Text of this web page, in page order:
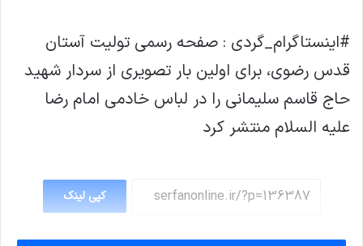
#اینستاگرام_گردی : صفحه رسمی تولیت آستان
قدس رضوی، برای اولین بار تصویری از سردار شهید
حاج قاسم سلیمانی را در لباس خادمی امام رضا
علیه السلام منتشر کرد
کپی لینک